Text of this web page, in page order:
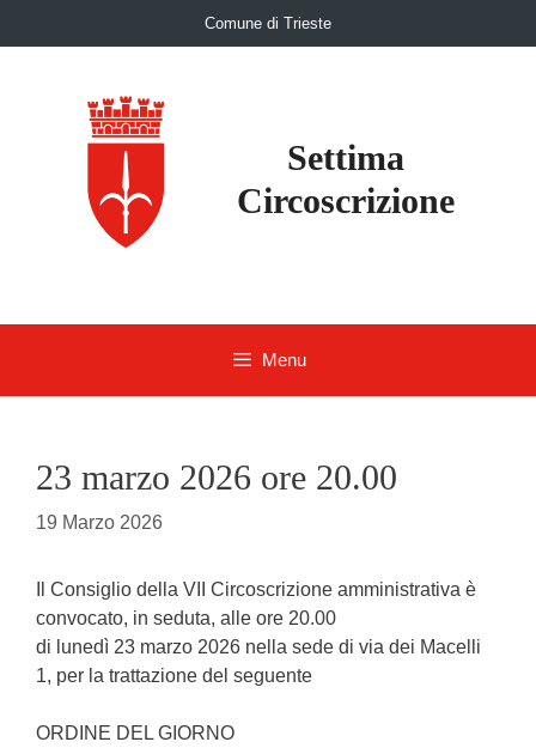
Comune di Trieste
Settima
Circoscrizione
Menu
23 marzo 2026 ore 20.00
19 Marzo 2026
Il Consiglio della VII Circoscrizione amministrativa è
convocato, in seduta, alle ore 20.00
di lunedì 23 marzo 2026 nella sede di via dei Macelli
1, per la trattazione del seguente
ORDINE DEL GIORNO